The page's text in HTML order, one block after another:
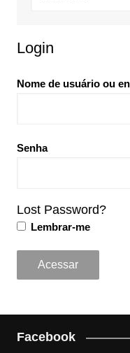
Login
Nome de usuário ou
Senha
Lost Password?
Lembrar-me
Facebook